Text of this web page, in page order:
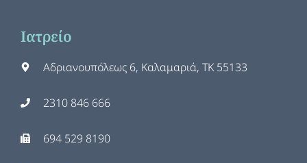
Ιατρείο
Αδριανουπόλεως 6, Καλαμαριά, ΤΚ 55133
2310 846 666
694 529 8190